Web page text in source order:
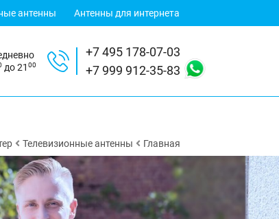
антенны Антенны для интернета
до 21 00
+7 495 178-07-03
+7 999 912-35-83
Телевизионные антенны Главная